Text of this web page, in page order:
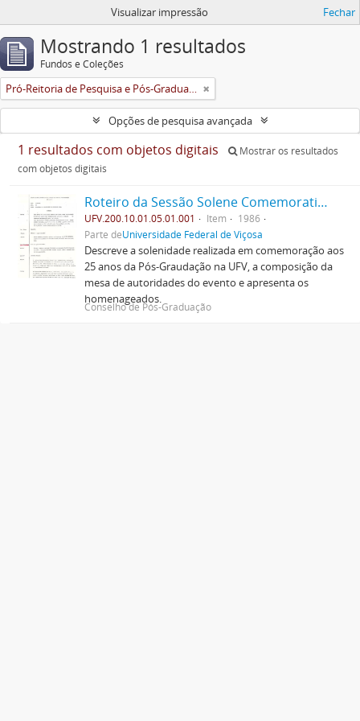
Visualizar impressão Fechar
Mostrando 1 resultados
Fundos e Coleções
Pró-Reitoria de Pesquisa e Pós-Graduação
Opções de pesquisa avançada
1 resultados com objetos digitais
Mostrar os resultados
com objetos digitais
Roteiro da Sessão Solene Comemorativa do Jubileu de Prata da Pós-Graduação na U.F.V.
UFV.200.10.01.05.01.001 Item
1986
Parte deUniversidade Federal de Viçosa
Descreve a solenidade realizada em comemoração aos
25 anos da Pós-Graudação na UFV, a composição da
mesa de autoridades do evento e apresenta os
homenageados.
Conselho de Pós-Graduação